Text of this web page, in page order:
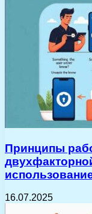
Принципы
16.07.2025